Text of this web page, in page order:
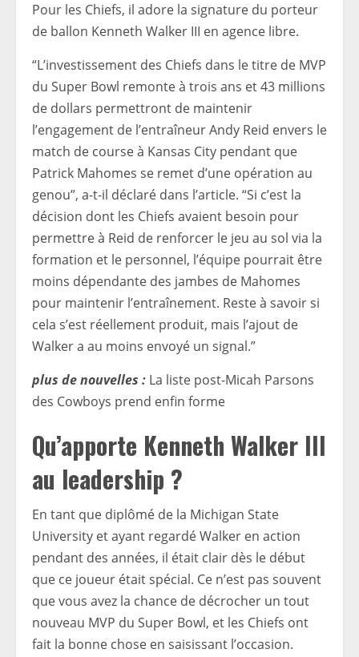
Pour les Chiefs, il adore la signature du porteur
de ballon Kenneth Walker III en agence libre.
“L’investissement des Chiefs dans le titre de MVP
du Super Bowl remonte à trois ans et 43 millions
de dollars permettront de maintenir
l’engagement de l’entraîneur Andy Reid envers le
match de course à Kansas City pendant que
Patrick Mahomes se remet d’une opération au
genou”, a-t-il déclaré dans l’article. “Si c’est la
décision dont les Chiefs avaient besoin pour
permettre à Reid de renforcer le jeu au sol via la
formation et le personnel, l’équipe pourrait être
moins dépendante des jambes de Mahomes
pour maintenir l’entraînement. Reste à savoir si
cela s’est réellement produit, mais l’ajout de
Walker a au moins envoyé un signal.”
plus de nouvelles : La liste post-Micah Parsons
des Cowboys prend enfin forme
Qu’apporte Kenneth Walker III
au leadership ?
En tant que diplômé de la Michigan State
University et ayant regardé Walker en action
pendant des années, il était clair dès le début
que ce joueur était spécial. Ce n’est pas souvent
que vous avez la chance de décrocher un tout
nouveau MVP du Super Bowl, et les Chiefs ont
fait la bonne chose en saisissant l’occasion.